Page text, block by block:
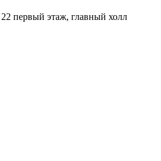
первый этаж, главный холл